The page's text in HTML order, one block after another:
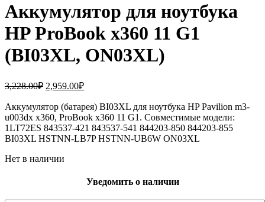
Аккумулятор для ноутбука
HP ProBook x360 11 G1
(BI03XL, ON03XL)
3,228.00₽ Первоначальная
составляла
3,228.00₽.
2,959.00₽Текущая
2,959.00₽.
Аккумулятор (батарея) BI03XL для ноутбука HP Pavilion m3-
u003dx x360, ProBook x360 11 G1. Совместимые модели:
1LT72ES 843537-421 843537-541 844203-850 844203-855
BI03XL HSTNN-LB7P HSTNN-UB6W ON03XL
Нет в наличии
Уведомить о наличии